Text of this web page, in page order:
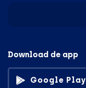
Download de app
Google Play